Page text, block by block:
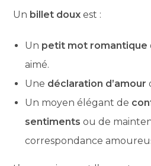
Un billet doux est :
Un petit mot romantique
aimé.
Une déclaration d’amour
Un moyen élégant de
sentiments ou de
correspondance